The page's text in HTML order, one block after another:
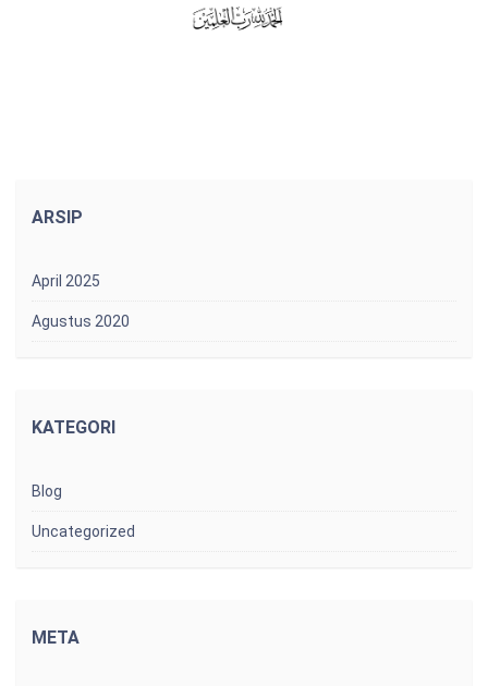
ARSIP
April 2025
Agustus 2020
KATEGORI
Blog
Uncategorized
META